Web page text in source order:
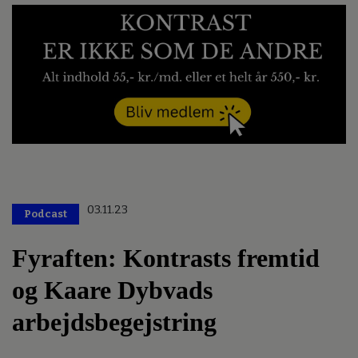
Podcast 03.11.23
Fyraften: Kontrasts fremtid
og Kaare Dybvads
arbejdsbegejstring